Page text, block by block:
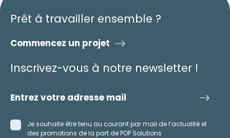
Prêt à travailler ensemble ?
Commencez un projet
Inscrivez-vous à notre newsletter !
Je souhaite être tenu au courant par mail de l’actualité et
des promotions de la part de POP Solutions